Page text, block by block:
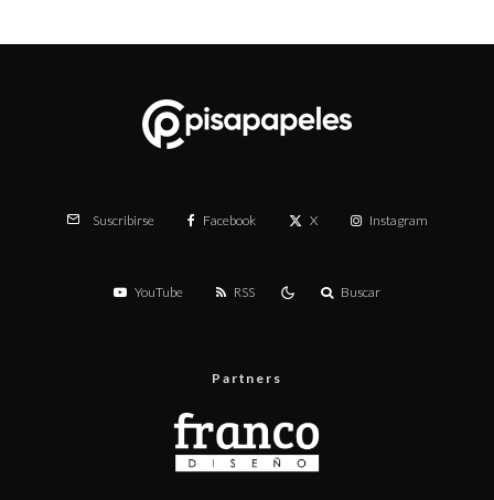
Suscribirse Facebook X Instagram
YouTube RSS Buscar
Partners